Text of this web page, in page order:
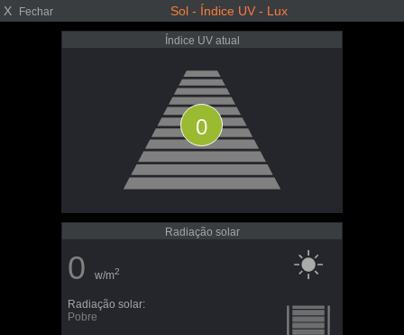
X Fechar Sol - Índice UV - Lux
Índice UV atual
0
Radiação solar
0 w/m2
Radiação solar:
Pobre